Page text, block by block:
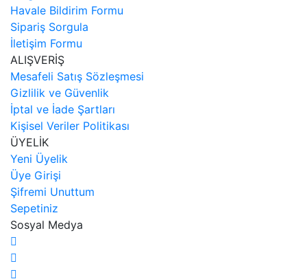
Havale Bildirim Formu
Sipariş Sorgula
İletişim Formu
ALIŞVERİŞ
Mesafeli Satış Sözleşmesi
Gizlilik ve Güvenlik
İptal ve İade Şartları
Kişisel Veriler Politikası
ÜYELİK
Yeni Üyelik
Üye Girişi
Şifremi Unuttum
Sepetiniz
Sosyal Medya